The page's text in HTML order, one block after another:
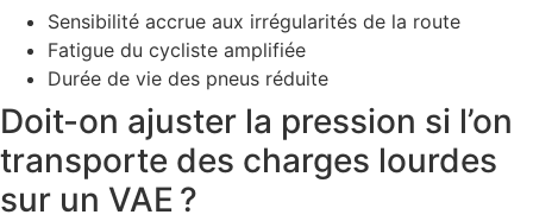
Sensibilité accrue aux irrégularités de la route
Fatigue du cycliste amplifiée
Durée de vie des pneus réduite
Doit-on ajuster la pression si l’on
transporte des charges lourdes
sur un VAE ?